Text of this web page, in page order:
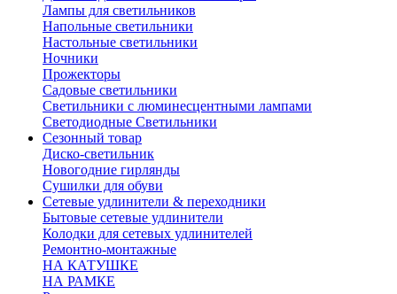
Лампы для светильников
Напольные светильники
Настольные светильники
Ночники
Прожекторы
Садовые светильники
Светильники с люминесцентными лампами
Светодиодные Светильники
Сезонный товар
Диско-светильник
Новогодние гирлянды
Сушилки для обуви
Сетевые удлинители & переходники
Бытовые сетевые удлинители
Колодки для сетевых удлинителей
Ремонтно-монтажные
НА КАТУШКЕ
НА РАМКЕ